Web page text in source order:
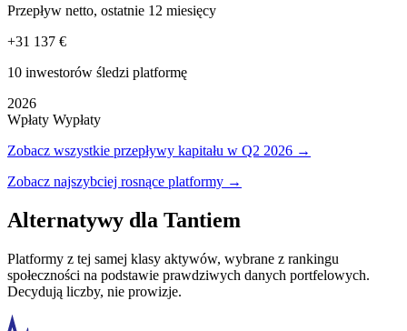
Przepływ netto, ostatnie 12 miesięcy
+31 137 €
10 inwestorów śledzi platformę
2026
Wpłaty Wypłaty
Zobacz wszystkie przepływy kapitału w Q2 2026 →
Zobacz najszybciej rosnące platformy →
Alternatywy dla Tantiem
Platformy z tej samej klasy aktywów, wybrane z rankingu
społeczności na podstawie prawdziwych danych portfelowych.
Decydują liczby, nie prowizje.